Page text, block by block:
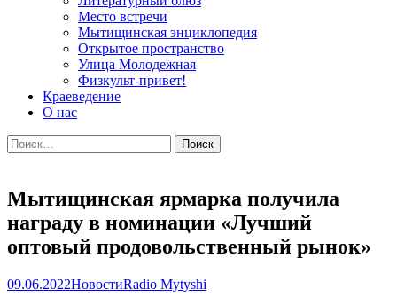
Место встречи
Мытищинская энциклопедия
Открытое пространство
Улица Молодежная
Физкульт-привет!
Краеведение
О нас
Найти:
Мытищинская ярмарка получила
награду в номинации «Лучший
оптовый продовольственный рынок»
09.06.2022НовостиRadio Mytyshi